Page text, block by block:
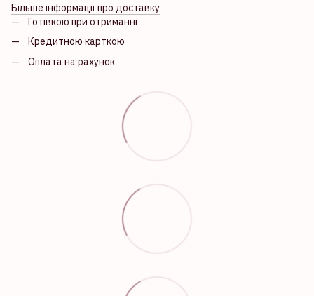
Більше інформації про доставку
Готівкою при отриманні
Кредитною карткою
Оплата на рахунок